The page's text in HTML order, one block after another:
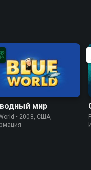
мир
• 2008, США,